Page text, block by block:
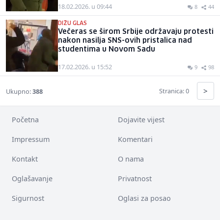
18.02.2026. u 09:44 8 44
DIŽU GLAS
Večeras se širom Srbije održavaju protesti
nakon nasilja SNS-ovih pristalica nad
studentima u Novom Sadu
17.02.2026. u 15:52 9 98
Ukupno:388 Stranica: 0 >
Početna Dojavite vijest
Impressum Komentari
Kontakt O nama
Oglašavanje Privatnost
Sigurnost Oglasi za posao